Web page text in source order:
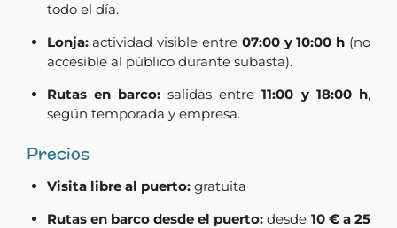
todo el día.
Lonja:actividad visible entre 07:00 y 10:00 h (no
accesible al público durante subasta).
Rutas en barco:salidas entre11:00 y 18:00 h,
según temporada y empresa.
Precios
Visita libre al puerto:gratuita
Rutas en barco desde el puerto: desde 10 € a 25